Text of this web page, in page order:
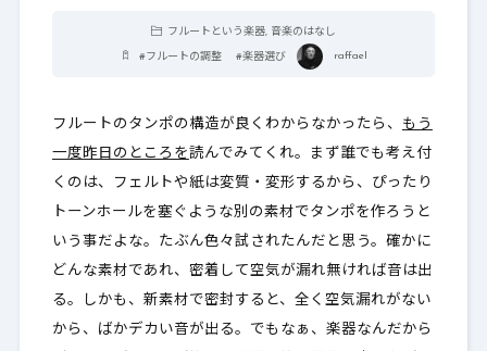
フルートという楽器, 音楽のはなし
#フルートの調整 #楽器選び raffael
フルートのタンポの構造が良くわからなかったら、 もう
一度昨日のところを 読んでみてくれ。まず誰でも考え付
くのは、フェルトや紙は変質・変形するから、ぴったり
トーンホールを塞ぐような別の素材でタンポを作ろうと
いう事だよな。たぶん色々試されたんだと思う。確かに
どんな素材であれ、密着して空気が漏れ無ければ音は出
る。しかも、新素材で密封すると、全く空気漏れがない
から、ばかデカい音が出る。でもなぁ、楽器なんだから